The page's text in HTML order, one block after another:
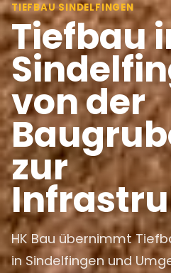
TIEFBAU SINDELFINGEN
Tiefbau
von der
zur
HK Bau übernimmt
in Sindelfingen und